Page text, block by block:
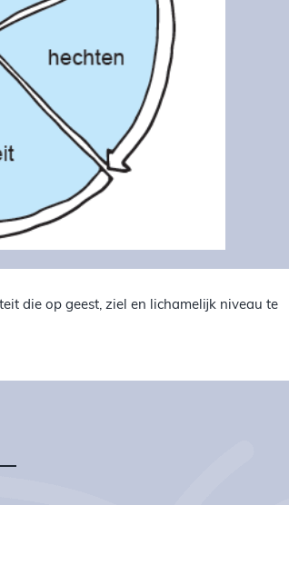
die op geest, ziel en lichamelijk niveau te